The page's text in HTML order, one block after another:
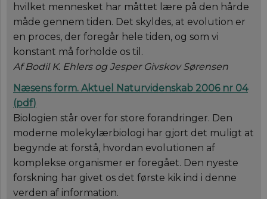
hvilket mennesket har måttet lære på den hårde
måde gennem tiden. Det skyldes, at evolution er
en proces, der foregår hele tiden, og som vi
konstant må forholde os til.
Af Bodil K. Ehlers og Jesper Givskov Sørensen
Næsens form. Aktuel Naturvidenskab 2006 nr 04
(pdf)
Biologien står over for store forandringer. Den
moderne molekylærbiologi har gjort det muligt at
begynde at forstå, hvordan evolutionen af
komplekse organismer er foregået. Den nyeste
forskning har givet os det første kik ind i denne
verden af information.